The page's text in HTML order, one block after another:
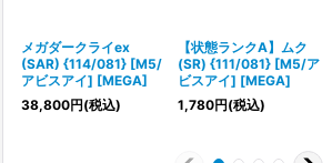
メガダークライex
(SAR) {114/081} [M5/
アビスアイ] [MEGA]
38,800円(税込)
【状態ランクA】ムク
(SR) {111/081} [M5/ア
ビスアイ] [MEGA]
1,780円(税込)